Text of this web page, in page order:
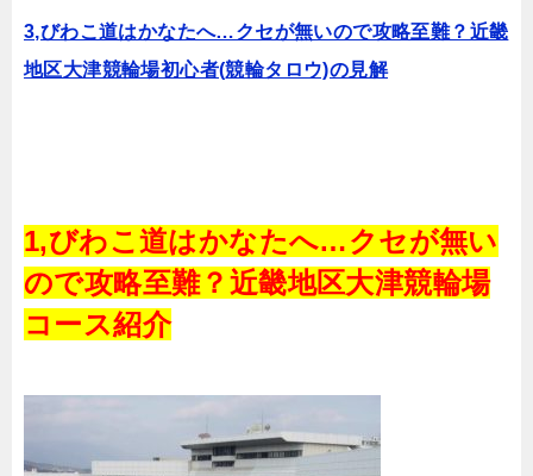
3,びわこ道はかなたへ…クセが無いので攻略至難？近畿
地区大津競輪場初心者(競輪タロウ)の見解
1,びわこ道はかなたへ…クセが無い
ので攻略至難？近畿地区大津競輪場
コース紹介